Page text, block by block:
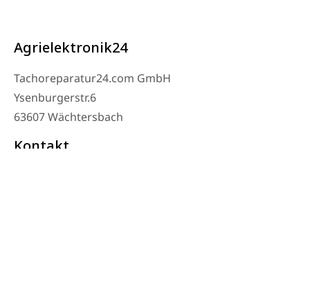
Agrielektronik24
Tachoreparatur24.com GmbH
Ysenburgerstr.6
63607 Wächtersbach
Kontakt